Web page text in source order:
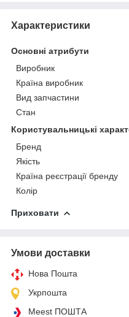
Характеристики
Основні атрибути
Виробник
Країна виробник
Вид запчастини
Стан
Користувальницькі
Бренд
Якість
Країна реєстрації бренду
Колір
Приховати
Умови доставки
Нова Пошта
Укрпошта
Meest ПОШТА